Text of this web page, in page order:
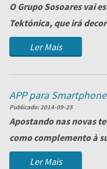
O Grupo Sosoaresvai
Tektónica, que irá
Ler Mais
APP para Smartphone
Publicado:2014-09-25
Apostando nas novas
como complemento à
app para smartphones,
Ler Mais